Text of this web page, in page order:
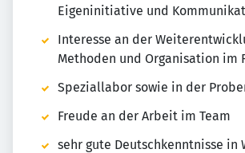
Eigeninitiative und
Interesse an der
Methoden und Organisation im
Speziallabor sowie in der
Freude an der Arbeit im Team
sehr gute Deutschkenntnisse in